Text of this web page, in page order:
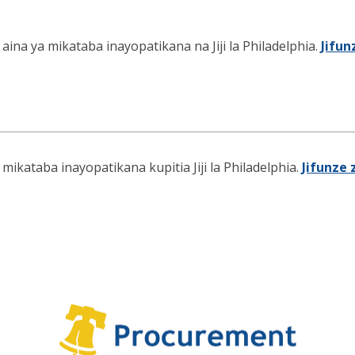
ya mikataba inayopatikana na Jiji la Philadelphia.
inayopatikana kupitia Jiji la Philadelphia. Jifunze